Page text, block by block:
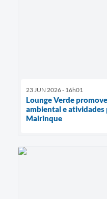
23 JUN 2026 - 16h01
Lounge Verde
ambiental e atividades
Mairinque